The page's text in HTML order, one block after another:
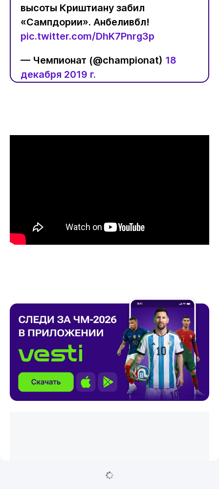
высоты Криштиану забил
«Сампдории». Анбеливбл!
pic.twitter.com/DhK7Pnrg3p
— Чемпионат (@championat) 18
декабря 2019 г.